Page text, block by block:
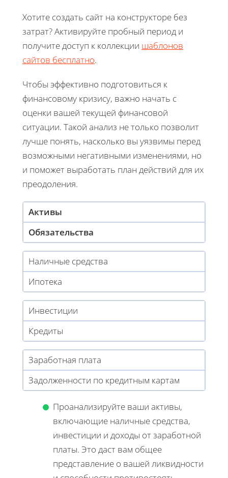
Хотите создать сайт на конструкторе без
затрат? Активируйте пробный период и
получите доступ к коллекции шаблонов
сайтов бесплатно.
Чтобы эффективно подготовиться к
финансовому кризису, важно начать с
оценки вашей текущей финансовой
ситуации. Такой анализ не только позволит
лучше понять, насколько вы уязвимы перед
возможными негативными изменениями, но
и поможет выработать план действий для их
преодоления.
Активы
Обязательства
Наличные средства
Ипотека
Инвестиции
Кредиты
Заработная плата
Задолженности по кредитным картам
Проанализируйте ваши активы,
включающие наличные средства,
инвестиции и доходы от заработной
платы. Это даст вам общее
представление о вашей ликвидности